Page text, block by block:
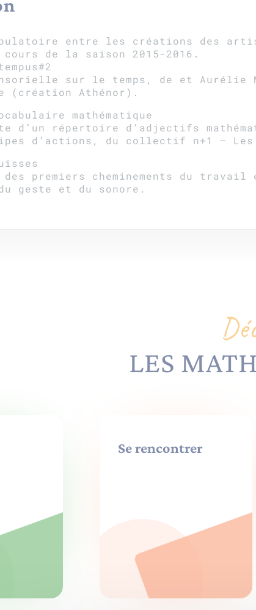
entre les créations des
cours de la saison 2015-2016.
sur le temps, de et Aurélie
(création Athénor).
mathématique
d’un répertoire d’adjectifs
d’actions, du collectif n+1 –
des premiers cheminements du
geste et du sonore.
LES
Se rencontrer